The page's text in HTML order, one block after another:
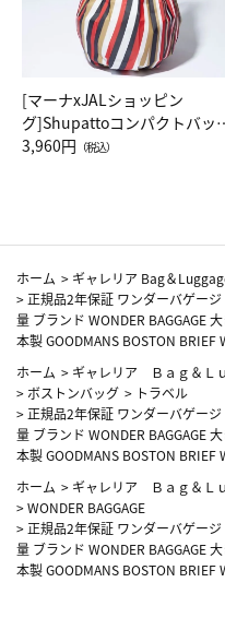
[マーナxJALショッピン
グ]Shupattoコンパクトバッ
Drop JAL客室乗務員（LC）ス
3,960円 （税込）
ホーム > ギャレリア Bag＆
> 正規品2年保証 ワンダーバゲー
量 ブランド WONDER BAGGAGE
本製 GOODMANS BOSTON BRIEF
ホーム > ギャレリア Ｂａｇ＆Ｌ
> ボストンバッグ > トラベル
> 正規品2年保証 ワンダーバゲー
量 ブランド WONDER BAGGAGE
本製 GOODMANS BOSTON BRIEF
ホーム > ギャレリア Ｂａｇ＆Ｌ
>WONDER BAGGAGE
> 正規品2年保証 ワンダーバゲー
量 ブランド WONDER BAGGAGE
本製 GOODMANS BOSTON BRIEF